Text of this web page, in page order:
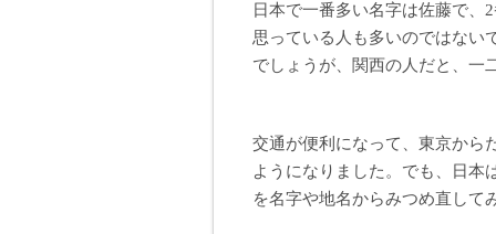
日本で一番多い名字は佐藤で、
思っている人も多いのではない
でしょうが、関西の人だと、一
交通が便利になって、東京から
ようになりました。でも、日本
を名字や地名からみつめ直して